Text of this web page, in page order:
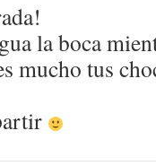
la boca
mucho tus